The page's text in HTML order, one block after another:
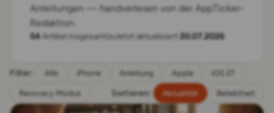
Anleitungen — handverlesen von der AppTicker-
Redaktion.
54 Artikel insgesamtzuletzt aktualisiert 20.07.2026
Filter: Alle iPhone Anleitung Apple
Recovery-Modus Sortieren: Aktualität Beliebtheit